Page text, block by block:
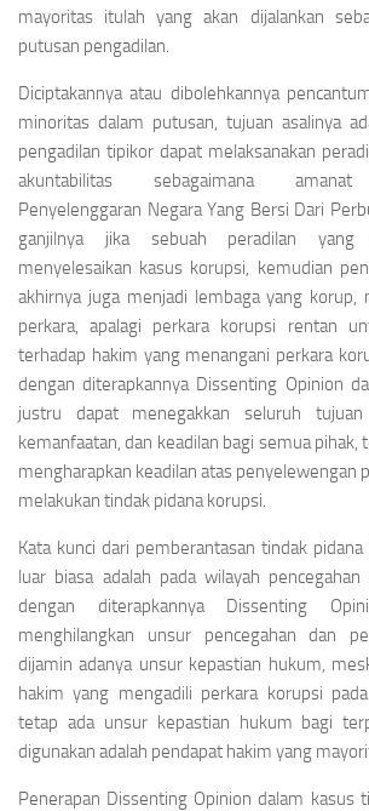
mayoritas itulah yang akan dijalankan
putusan pengadilan.
Diciptakannya atau dibolehkannya
minoritas dalam putusan, tujuan asalinya
pengadilan tipikor dapat melaksanakan
akuntabilitas sebagaimana amanat
Penyelenggaran Negara Yang Bersi Dari
ganjilnya jika sebuah peradilan yang
menyelesaikan kasus korupsi, kemudian
akhirnya juga menjadi lembaga yang korup,
perkara, apalagi perkara korupsi rentan
terhadap hakim yang menangani perkara
dengan diterapkannya Dissenting Opinion
justru dapat menegakkan seluruh tujuan
kemanfaatan, dan keadilan bagi semua pihak,
mengharapkan keadilan atas penyelewengan
melakukan tindak pidana korupsi.
Kata kunci dari pemberantasan tindak
luar biasa adalah pada wilayah pencegahan
dengan diterapkannya Dissenting
menghilangkan unsur pencegahan dan
dijamin adanya unsur kepastian hukum,
hakim yang mengadili perkara korupsi
tetap ada unsur kepastian hukum bagi
digunakan adalah pendapat hakim yang
Penerapan Dissenting Opiniondalam kasus